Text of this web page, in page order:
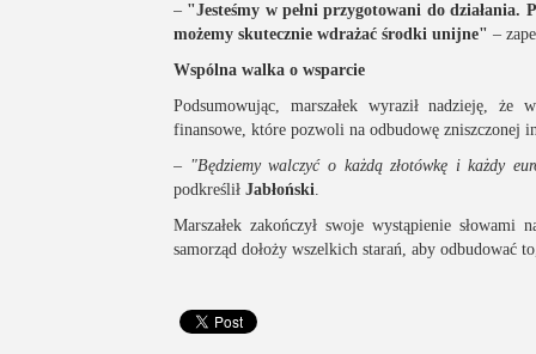
– "Jesteśmy w pełni przygotowani do działania.
możemy skutecznie wdrażać środki unijne" –
Wspólna walka o wsparcie
Podsumowując, marszałek wyraził nadzieję,
finansowe, które pozwoli na odbudowę zniszczonej
– "Będziemy walczyć o każdą złotówkę i każdy
podkreślił Jabłoński.
Marszałek zakończył swoje wystąpienie
samorząd dołoży wszelkich starań, aby odbudować